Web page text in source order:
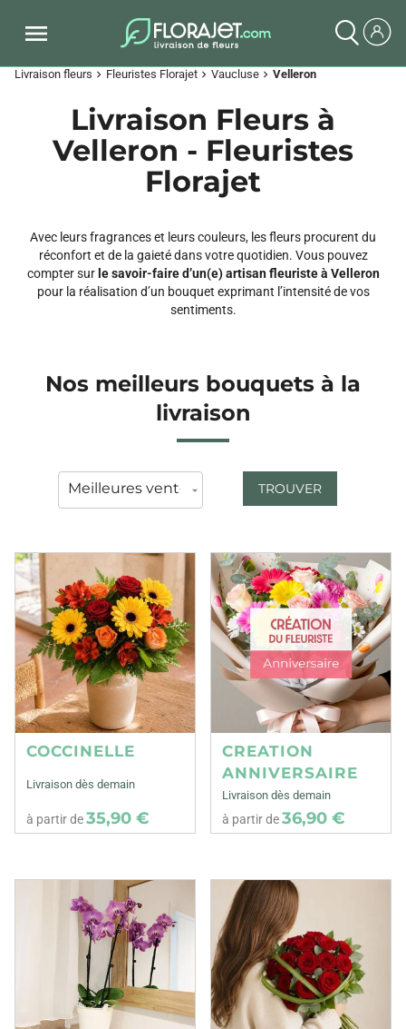
Livraison fleurs chevron_right Fleuristes Florajet chevron_right Vaucluse chevron_right Velleron
Livraison Fleurs à
Velleron - Fleuristes
Florajet
Avec leurs fragrances et leurs couleurs, les fleurs procurent du
réconfort et de la gaieté dans votre quotidien. Vous pouvez
compter sur le savoir-faire d’un(e) artisan fleuriste à Velleron
pour la réalisation d’un bouquet exprimant l’intensité de vos
sentiments.
Nos meilleurs bouquets à la
livraison
TROUVER
COCCINELLE
Livraison dès demain
à partir de35,90 €
CREATION
ANNIVERSAIRE
Livraison dès demain
à partir de36,90 €